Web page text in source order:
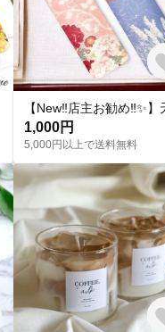
1,000円
5,000円以上で送料無料